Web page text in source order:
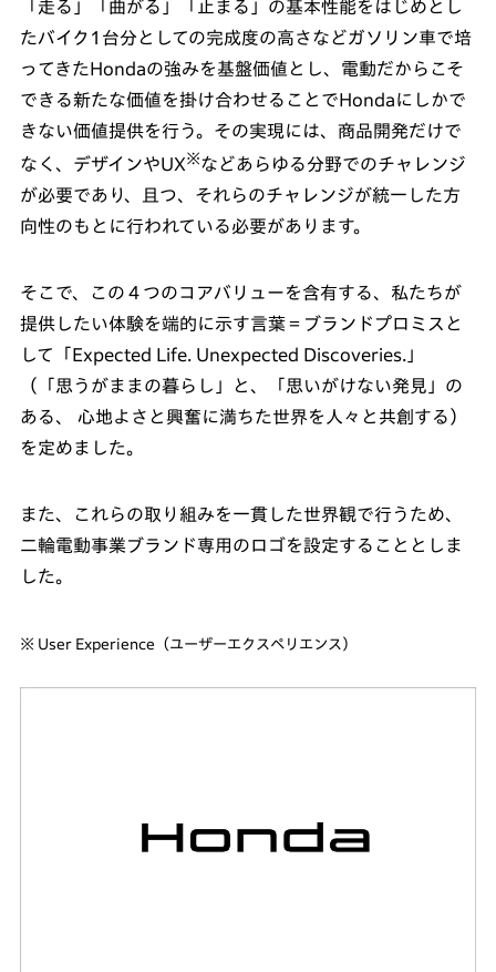
「走る」「曲がる」「止まる」の基本性能をはじめとし
たバイク1台分としての完成度の高さなどガソリン車で培
ってきたHondaの強みを基盤価値とし、電動だからこそ
できる新たな価値を掛け合わせることでHondaにしかで
きない価値提供を行う。その実現には、商品開発だけで
なく、デザインやUX※などあらゆる分野でのチャレンジ
が必要であり、且つ、それらのチャレンジが統一した方
向性のもとに行われている必要があります。
そこで、この４つのコアバリューを含有する、私たちが
提供したい体験を端的に示す言葉＝ブランドプロミスと
して「Expected Life. Unexpected Discoveries.」
（「思うがままの暮らし」と、「思いがけない発見」の
ある、 心地よさと興奮に満ちた世界を人々と共創する）
を定めました。
また、これらの取り組みを一貫した世界観で行うため、
二輪電動事業ブランド専用のロゴを設定することとしま
した。
※ User Experience（ユーザーエクスペリエンス）